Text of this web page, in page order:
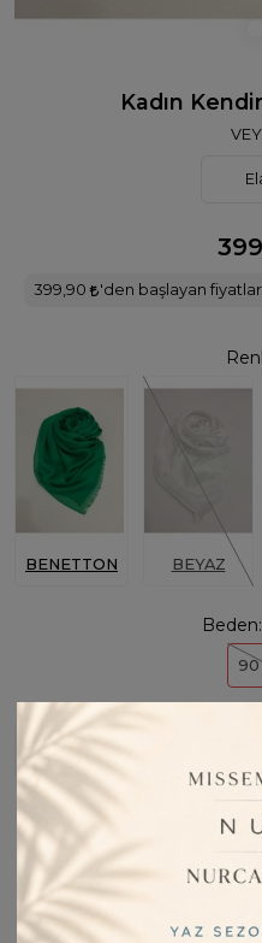
Kadın
399,90 'den başlayan
BENETTON BEYAZ
Beden:
90
Barkod: